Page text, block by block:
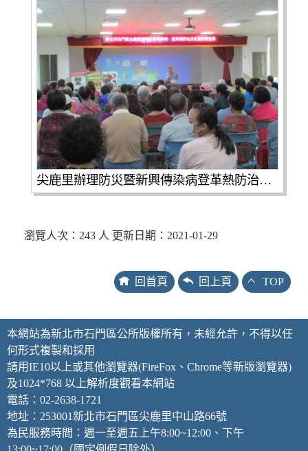
尖鹿里辦理防災暨新興傳染病登革熱防治家鼠疫性平宣導(第4張 / 共4張照片)
瀏覽人次：243 人 更新日期：2021-01-29
回首頁 回上頁 TOP
本網站為新北市石門區公所版權所有，未經允許，不得以任
何形式複製和採用
請用IE10以上或其他瀏覽器(FireFox、Chrome等新版瀏覽器)
及1024*768 以上解析度觀看本網站
電話：02-2638-1721
地址：253001新北市石門區尖鹿里中山路66號
為民服務時間：週一至週五上午8:00~12:00、下午